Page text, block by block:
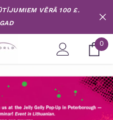
VĒRĀ 100 £.
00